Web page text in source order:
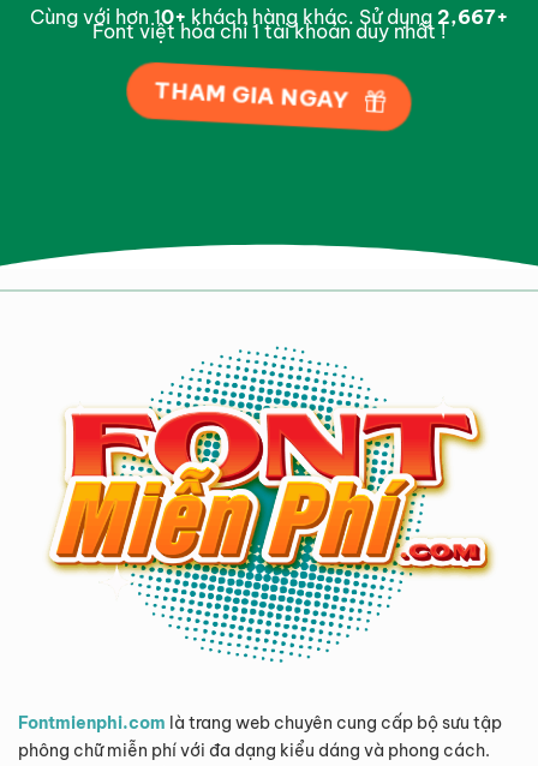
Cùng với hơn 10+ khách hàng khác. Sử dụng2,981+
Font việt hóa chỉ 1 tài khoản duy nhất !
THAM GIA NGAY
Fontmienphi.com là trang web chuyên cung cấp bộ sưu tập
phông chữ miễn phí với đa dạng kiểu dáng và phong cách.